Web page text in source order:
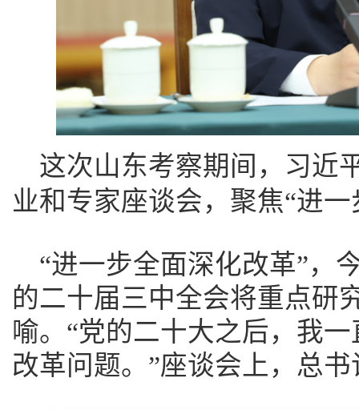
这次山东考察期间，习近
业和专家座谈会，聚焦“进
“进一步全面深化改革”，
的二十届三中全会将重点研
喻。“党的二十大之后，我
改革问题。”座谈会上，总